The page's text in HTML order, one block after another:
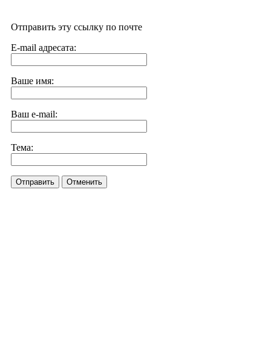
Отправить эту ссылку по почте
E-mail адресата:
Ваше имя:
Ваш e-mail:
Тема:
Отправить Отменить